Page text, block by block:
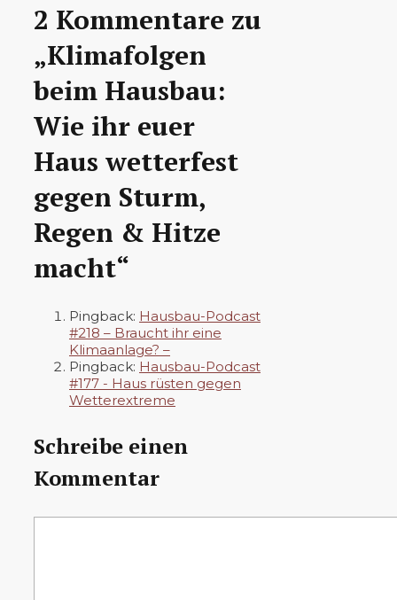
2 Kommentare zu
„Klimafolgen
beim Hausbau:
Wie ihr euer
Haus wetterfest
gegen Sturm,
Regen & Hitze
macht“
Pingback: Hausbau-Podcast
#218 – Braucht ihr eine
Klimaanlage? –
Pingback: Hausbau-Podcast
#177 - Haus rüsten gegen
Wetterextreme
Schreibe einen
Kommentar